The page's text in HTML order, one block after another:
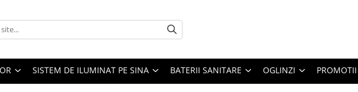
SISTEM DE ILUMINAT PE SINA BATERII SANITARE OGLINZI PROMOTII